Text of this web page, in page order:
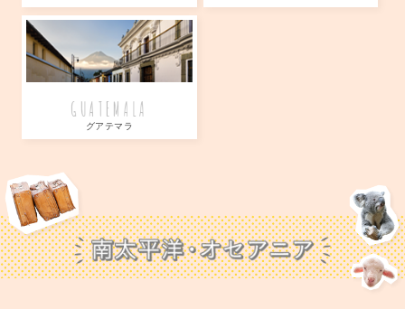
GUATEMALA
グアテマラ